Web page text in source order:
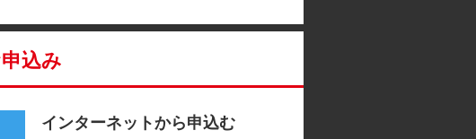
込み
インターネットから申込む